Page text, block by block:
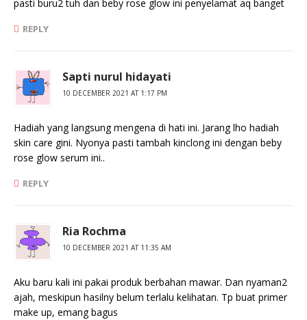
pasti buru2 tuh dan beby rose glow ini penyelamat aq banget
REPLY
Sapti nurul hidayati
10 DECEMBER 2021 AT 1:17 PM
Hadiah yang langsung mengena di hati ini. Jarang lho hadiah
skin care gini. Nyonya pasti tambah kinclong ini dengan beby
rose glow serum ini..
REPLY
Ria Rochma
10 DECEMBER 2021 AT 11:35 AM
Aku baru kali ini pakai produk berbahan mawar. Dan nyaman2
ajah, meskipun hasilny belum terlalu kelihatan. Tp buat primer
make up, emang bagus